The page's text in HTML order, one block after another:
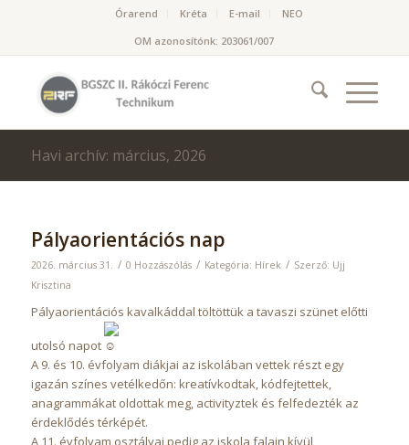
Órarend Kréta E-mail
NEO
OM azonosítónk: 203061/007
Havi archív: március, 2026
Pályaorientációs nap
2026. március 31. / 0 Hozzászólás / Kategória: Hírek / Szerző: Ujj
Krisztina
Pályaorientációs kavalkáddal töltöttük a tavaszi szünet előtti
utolsó napot
A 9. és 10. évfolyam diákjai az iskolában vettek részt egy
igazán színes vetélkedőn: kreatívkodtak, kódfejtettek,
anagrammákat oldottak meg, activityztek és felfedezték az
érdeklődés térképét.
A 11. évfolyam osztályai pedig az iskola falain kívül